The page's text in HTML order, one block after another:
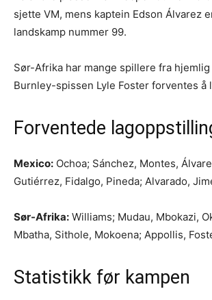
sjette VM, mens kaptein Edson Álvarez
landskamp nummer 99.
Sør-Afrika har mange spillere fra hjemlig
Burnley-spissen Lyle Foster forventes å
Forventede
Mexico: Ochoa; Sánchez, Montes,
Gutiérrez, Fidalgo, Pineda; Alvarado,
Sør-Afrika: Williams; Mudau, Mbokazi,
Mbatha, Sithole, Mokoena; Appollis,
Statistikk før kampen